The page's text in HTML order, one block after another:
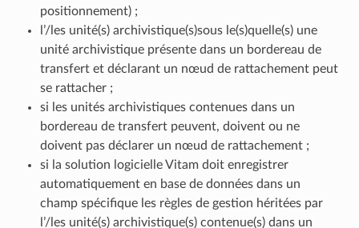
positionnement) ;
l’/les unité(s) archivistique(s)sous le(s)quelle(s) une
unité archivistique présente dans un bordereau de
transfert et déclarant un nœud de rattachement peut
se rattacher ;
si les unités archivistiques contenues dans un
bordereau de transfert peuvent, doivent ou ne
doivent pas déclarer un nœud de rattachement ;
si la solution logicielle Vitam doit enregistrer
automatiquement en base de données dans un
champ spécifique les règles de gestion héritées par
l’/les unité(s) archivistique(s) contenue(s) dans un